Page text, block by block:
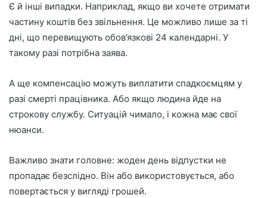
Є й інші випадки. Наприклад, якщо ви хочете отримати
частину коштів без звільнення. Це можливо лише за ті
дні, що перевищують обов’язкові 24 календарні. У
такому разі потрібна заява.
А ще компенсацію можуть виплатити спадкоємцям у
разі смерті працівника. Або якщо людина йде на
строкову службу. Ситуацій чимало, і кожна має свої
нюанси.
Важливо знати головне: жоден день відпустки не
пропадає безслідно. Він або використовується, або
повертається у вигляді грошей.